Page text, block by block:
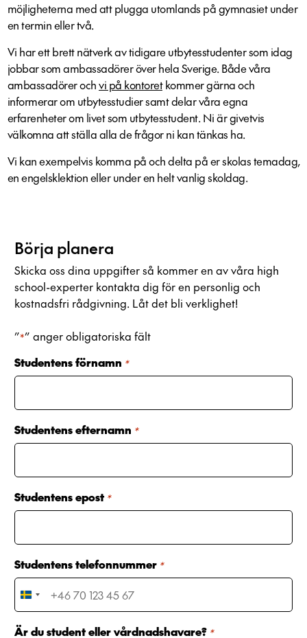
möjligheterna med att plugga utomlands på gymnasiet under
en termin eller två.
Vi har ett brett nätverk av tidigare utbytesstudenter som idag
jobbar som ambassadörer över hela Sverige. Både våra
ambassadörer ochvi på kontoretkommer gärna och
informerar om utbytesstudier samt delar våra egna
erfarenheter om livet som utbytesstudent. Ni är givetvis
välkomna att ställa alla de frågor ni kan tänkas ha.
Vi kan exempelvis komma på och delta på er skolas temadag,
en engelsklektion eller under en helt vanlig skoldag.
Börja planera
Skicka oss dina uppgifter så kommer en av våra high
school-experter kontakta dig för en personlig och
kostnadsfri rådgivning. Låt det bli verklighet!
”*” anger obligatoriska fält
Studentens förnamn *
Studentens efternamn *
Studentens epost *
Studentens telefonnummer *
S
w
Är du student eller vårdnadshavare? *